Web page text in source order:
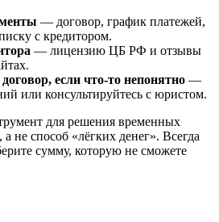
— договор, график платежей,
с кредитором.
— лицензию ЦБ РФ и отзывы
если что-то непонятно —
или консультируйтесь с юристом.
для решения временных
не способ «лёгких денег». Всегда
сумму, которую не сможете